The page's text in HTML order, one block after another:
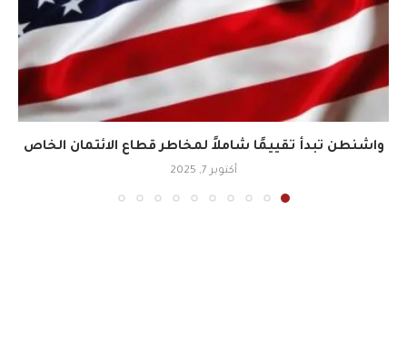
واشنطن تبدأ تقييمًا شاملاً لمخاطر قطاع الائتمان الخاص
أكتوبر 7, 2025